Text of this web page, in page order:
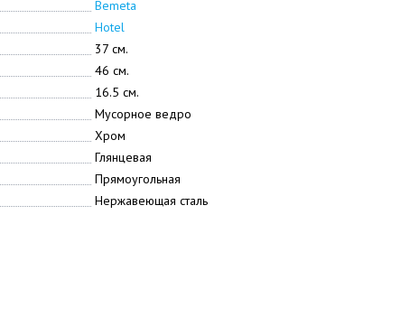
Bemeta
Hotel
37 см.
46 см.
16.5 см.
Мусорное ведро
Хром
Глянцевая
Прямоугольная
Нержавеющая сталь